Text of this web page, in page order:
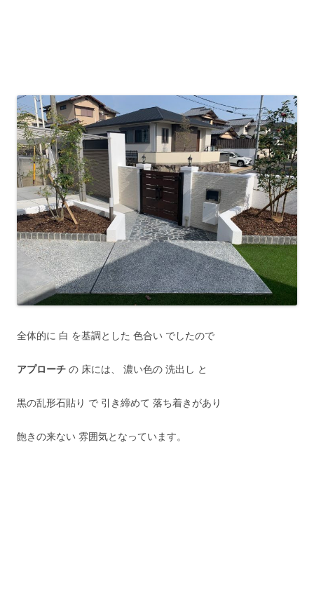
全体的に 白 を基調とした 色合い でしたので
アプローチ の 床には、 濃い色の 洗出し と
黒の乱形石貼り で 引き締めて 落ち着きがあり
飽きの来ない 雰囲気となっています。